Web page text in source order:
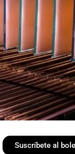
Suscríbete al